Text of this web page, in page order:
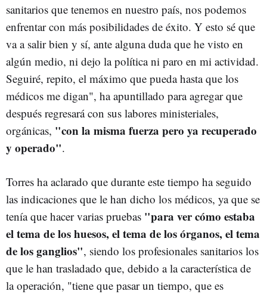
sanitarios que tenemos en nuestro país, nos podemos
enfrentar con más posibilidades de éxito. Y esto sé que
va a salir bien y sí, ante alguna duda que he visto en
algún medio, ni dejo la política ni paro en mi actividad.
Seguiré, repito, el máximo que pueda hasta que los
médicos me digan", ha apuntillado para agregar que
después regresará con sus labores ministeriales,
orgánicas, "con la misma fuerza pero ya recuperado
y operado".
Torres ha aclarado que durante este tiempo ha seguido
las indicaciones que le han dicho los médicos, ya que se
tenía que hacer varias pruebas "para ver cómo estaba
el tema de los huesos, el tema de los órganos, el tema
de los ganglios", siendo los profesionales sanitarios los
que le han trasladado que, debido a la característica de
la operación, "tiene que pasar un tiempo, que es